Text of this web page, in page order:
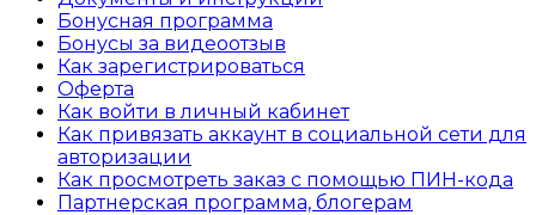
Бонусная программа
Бонусы за видеоотзыв
Как зарегистрироваться
Оферта
Как войти в личный кабинет
Как привязать аккаунт в социальной сети для
авторизации
Как просмотреть заказ с помощью ПИН-кода
Партнерская программа, блогерам